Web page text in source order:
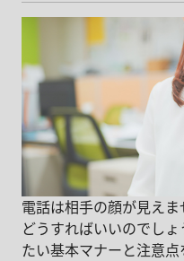
電話は相手の顔が見え
どうすればいいのでし
たい基本マナーと注意